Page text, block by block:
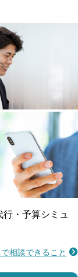
・予算シミュ
相談できること